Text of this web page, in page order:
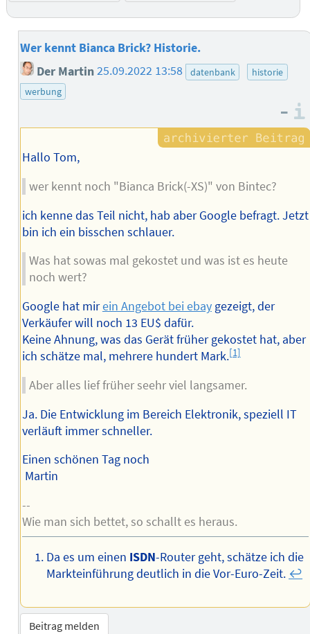
Wer kennt Bianca Brick? Historie.
Der Martin25.09.2022 13:58 datenbank
historie
werbung
–
Hallo Tom,
wer kennt noch "Bianca Brick(-XS)" von Bintec?
ich kenne das Teil nicht, hab aber Google befragt. Jetzt
bin ich ein bisschen schlauer.
Was hat sowas mal gekostet und was ist es heute
noch wert?
Google hat mirein Angebot bei ebaygezeigt, der
Verkäufer will noch 13 EU$ dafür.
Keine Ahnung, was das Gerät früher gekostet hat, aber
ich schätze mal, mehrere hundert Mark.[1]
Aber alles lief früher seehr viel langsamer.
Ja. Die Entwicklung im Bereich Elektronik, speziell IT
verläuft immer schneller.
Einen schönen Tag noch
Martin
--
Wie man sich bettet, so schallt es heraus.
Da es um einen ISDN-Router geht, schätze ich die
Markteinführung deutlich in die Vor-Euro-Zeit. ↩︎
Beitrag melden